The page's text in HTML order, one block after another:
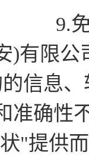
9.
限公
信息
准确性
"提供